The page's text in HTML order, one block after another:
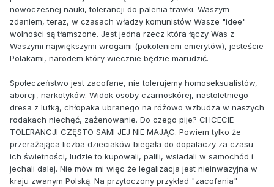
nowoczesnej nauki, tolerancji do palenia trawki. Waszym
zdaniem, teraz, w czasach władzy komunistów Wasze "idee"
wolności są tłamszone. Jest jedna rzecz która łączy Was z
Waszymi największymi wrogami (pokoleniem emerytów), jesteście
Polakami, narodem który wiecznie będzie marudzić.
Społeczeństwo jest zacofane, nie tolerujemy homoseksualistów,
aborcji, narkotyków. Widok osoby czarnoskórej, nastoletniego
dresa z lufką, chłopaka ubranego na różowo wzbudza w naszych
rodakach niechęć, zażenowanie. Do czego pije? CHCECIE
TOLERANCJI CZĘSTO SAMI JEJ NIE MAJĄC. Powiem tylko że
przerażająca liczba dzieciaków biegała do dopalaczy za czasu
ich świetności, ludzie to kupowali, palili, wsiadali w samochód i
jechali dalej. Nie mów mi więc że legalizacja jest nieinwazyjna w
kraju zwanym Polską. Na przytoczony przykład "zacofania"